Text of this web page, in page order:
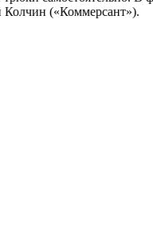
(«Коммерсант»).